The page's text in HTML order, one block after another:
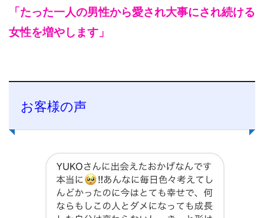
「たった一人の男性から愛され大事にされ続ける
女性を増やします」
お客様の声